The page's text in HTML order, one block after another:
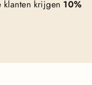
klanten krijgen 10%